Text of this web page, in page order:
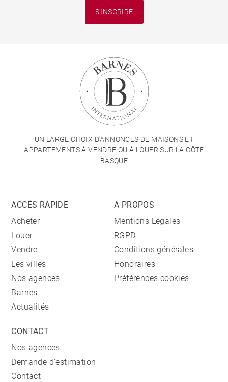
S'INSCRIRE
UN LARGE CHOIX D'ANNONCES DE MAISONS ET
APPARTEMENTS À VENDRE OU À LOUER SUR LA CÔTE
BASQUE
ACCÈS RAPIDE
Acheter
Louer
Vendre
Les villes
Nos agences
Barnes
Actualités
A PROPOS
Mentions Légales
RGPD
Conditions générales
Honoraires
Préférences cookies
CONTACT
Nos agences
Demande d'estimation
Contact